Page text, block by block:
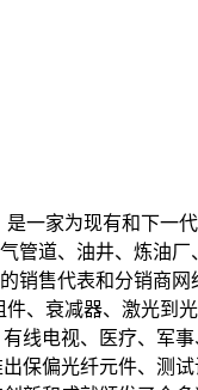
一家为现有和下
管道、油井、炼油
销售代表和分销商
、衰减器、激光到
线电视、医疗、
保偏光纤元件、测